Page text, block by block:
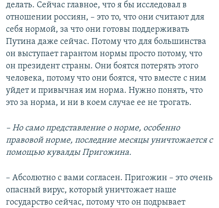
делать. Сейчас главное, что я бы исследовал в
отношении россиян, – это то, что они считают для
себя нормой, за что они готовы поддерживать
Путина даже сейчас. Потому что для большинства
он выступает гарантом нормы просто потому, что
он президент страны. Они боятся потерять этого
человека, потому что они боятся, что вместе с ним
уйдет и привычная им норма. Нужно понять, что
это за норма, и ни в коем случае ее не трогать.
– Но само представление о норме, особенно
правовой норме, последние месяцы уничтожается с
помощью кувалды Пригожина.
– Абсолютно с вами согласен. Пригожин – это очень
опасный вирус, который уничтожает наше
государство сейчас, потому что он подрывает